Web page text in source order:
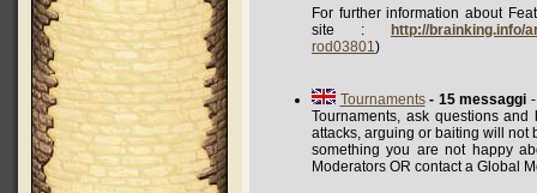
For further information about
site :
http://brainking.info/
rod03801)
Tournaments - 15 messaggi
Tournaments, ask questions
attacks, arguing or baiting will not
something you are not happy
Moderators OR contact a Global